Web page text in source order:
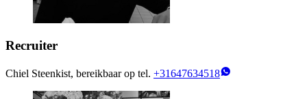
Recruiter
Chiel Steenkist, bereikbaar op tel. +31647634518